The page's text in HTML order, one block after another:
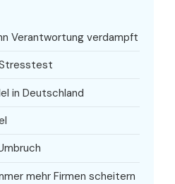
Verantwortung verdampft
in Deutschland
mehr Firmen scheitern